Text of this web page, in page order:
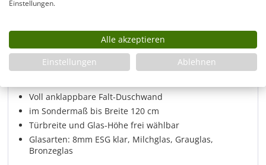
Falt-Duschwand anklappbar nach Maß
Voll anklappbare Falt-Duschwand
im Sondermaß bis Breite 120 cm
Türbreite und Glas-Höhe frei wählbar
Glasarten: 8mm ESG klar, Milchglas, Grauglas,
Bronzeglas
Einstellungen.
Alle akzeptieren
Einstellungen
Ablehnen